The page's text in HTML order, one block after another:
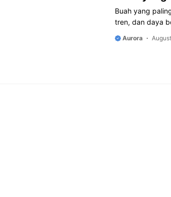
Buah yang
tren, dan daya
Aurora